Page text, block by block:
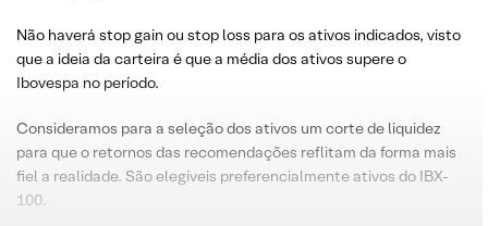
Não haverá stop gain ou stop loss para os ativos indicados, visto
que a ideia da carteira é que a média dos ativos supere o
Ibovespa no período.
Consideramos para a seleção dos ativos um corte de liquidez
para que o retornos das recomendações reflitam da forma mais
fiel a realidade. São elegíveis preferencialmente ativos do IBX-
100.